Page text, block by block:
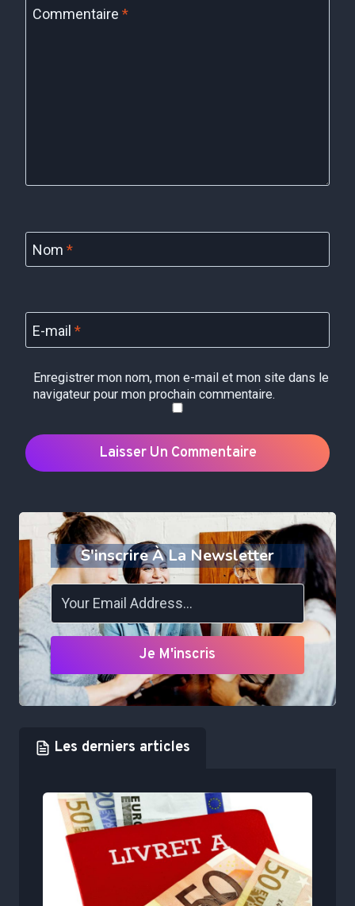
Commentaire *
Nom *
E-mail *
Enregistrer mon nom, mon e-mail et mon site dans le
navigateur pour mon prochain commentaire.
S'inscrire À La Newsletter
Je M'inscris
Les derniers articles